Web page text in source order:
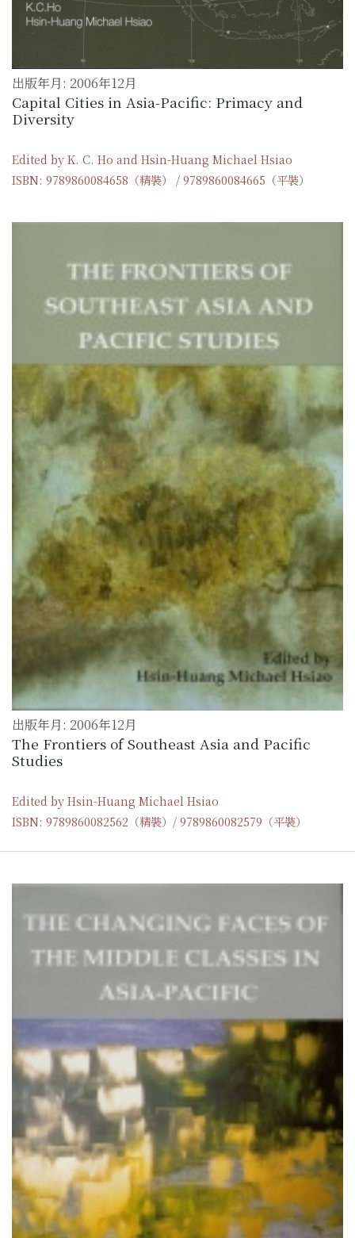
出版年月: 2006年12月
Capital Cities in Asia-Pacific: Primacy and
Diversity
Edited by K. C. Ho and Hsin-Huang Michael Hsiao
ISBN: 9789860084658（精裝） / 9789860084665（平裝）
出版年月: 2006年12月
The Frontiers of Southeast Asia and Pacific
Studies
Edited by Hsin-Huang Michael Hsiao
ISBN: 9789860082562（精裝）/ 9789860082579（平裝）